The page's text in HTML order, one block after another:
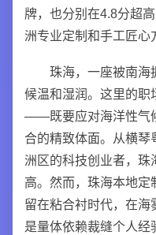
牌，也分别在4.8分超
洲专业定制和手工匠心
珠海，一座被南海
候温和湿润。这里的职
——既要应对海洋性气
合的精致体面。从横琴
洲区的科技创业者，珠
高。然而，珠海本地定
留在粘合衬时代，在海
是量体依赖裁缝个人经